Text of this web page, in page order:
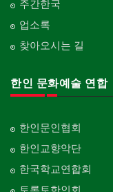
주간한국
업소록
찾아오시는 길
한인 문화예술 연합
한인문인협회
한인교향악단
한국학교연합회